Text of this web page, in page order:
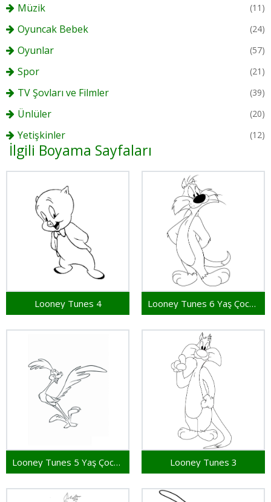
Müzik (11)
Oyuncak Bebek (24)
Oyunlar (57)
Spor (21)
TV Şovları ve Filmler (39)
Ünlüler (20)
Yetişkinler (12)
İlgili Boyama Sayfaları
Looney Tunes 4 Looney Tunes 6 Yaş Çocuklar İçin
Looney Tunes 5 Yaş Çocuklar İçin Looney Tunes 3